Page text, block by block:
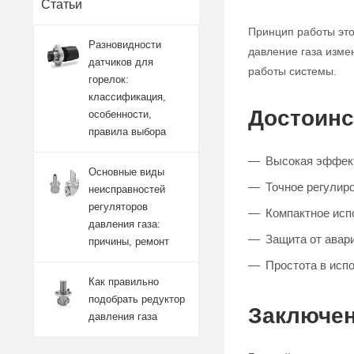
Принцип работы
давление газа
работы системы.
Высокая
Точное
Компактное
Защита от
Простота в
Статьи
Разновидности
датчиков для
горелок:
классификация,
особенности,
правила выбора
Основные виды
неисправностей
регуляторов
давления газа:
причины, ремонт
Как правильно
подобрать редуктор
давления газа